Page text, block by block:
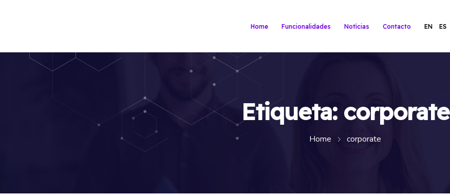
Home Funcionalidades Notícias Contacto EN ES
Etiqueta: corporate
Home corporate